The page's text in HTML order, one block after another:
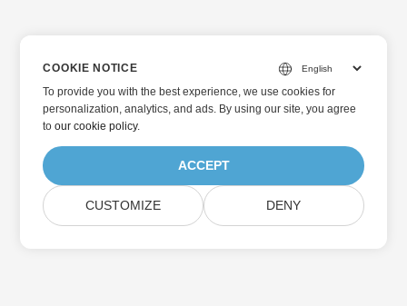
COOKIE NOTICE
To provide you with the best experience, we use cookies for
personalization, analytics, and ads. By using our site, you agree
toour cookie policy.
ACCEPT
CUSTOMIZE DENY